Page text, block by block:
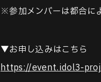
※参加メンバーは都合に
▼お申し込みはこちら
https://event.idol3-